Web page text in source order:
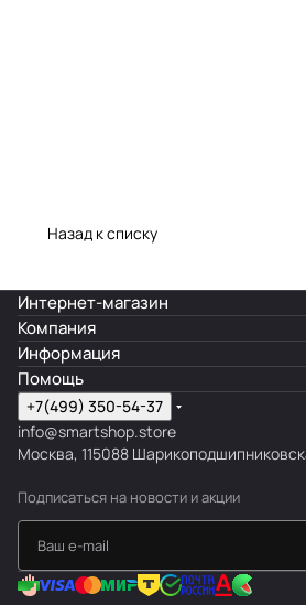
я
с
т
и
л
е
м
д
е
р
и
а
я
в
э
к
о
с
т
и
Назад к списку
Интернет-магазин
Компания
Информация
Помощь
+7(499) 350-54-37
info@smartshop.store
Москва, 115088
Подписаться на новости и акции